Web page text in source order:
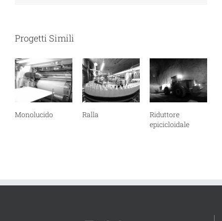
Progetti Simili
Monolucido Ralla
Riduttore
epicicloidale